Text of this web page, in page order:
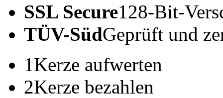
SSL Secure128-Bit-
TÜV-SüdGeprüft und
1Kerze aufwerten
2Kerze bezahlen